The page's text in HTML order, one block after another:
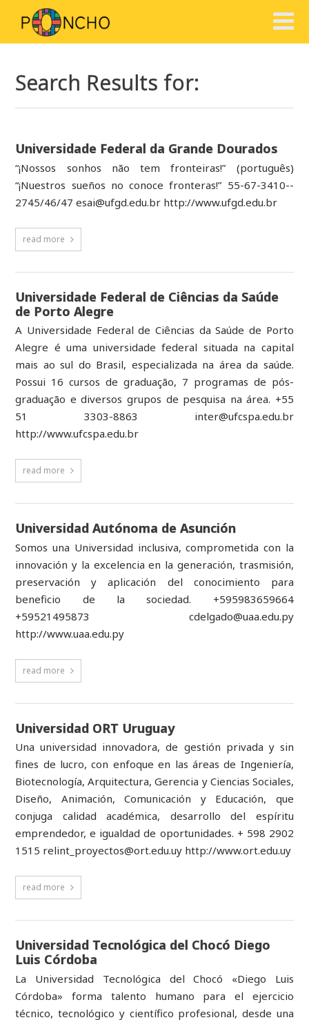
Search Results for:
Universidade Federal da Grande Dourados
“¡Nossos sonhos não tem fronteiras!” (português)
“¡Nuestros sueños no conoce fronteras!” 55-­67-­3410-­
2745/46/47 esai@ufgd.edu.br http://www.ufgd.edu.br
read more
Universidade Federal de Ciências da Saúde
de Porto Alegre
A Universidade Federal de Ciências da Saúde de Porto
Alegre é uma universidade federal situada na capital
mais ao sul do Brasil, especializada na área da saúde.
Possui 16 cursos de graduação, 7 programas de pós-
graduação e diversos grupos de pesquisa na área. +55
51 3303­-8863 inter@ufcspa.edu.br
http://www.ufcspa.edu.br
read more
Universidad Autónoma de Asunción
Somos una Universidad inclusiva, comprometida con la
innovación y la excelencia en la generación, trasmisión,
preservación y aplicación del conocimiento para
beneficio de la sociedad. +595983659664
+59521495873 cdelgado@uaa.edu.py
http://www.uaa.edu.py
read more
Universidad ORT Uruguay
Una universidad innovadora, de gestión privada y sin
fines de lucro, con enfoque en las áreas de Ingeniería,
Biotecnología, Arquitectura, Gerencia y Ciencias Sociales,
Diseño, Animación, Comunicación y Educación, que
conjuga calidad académica, desarrollo del espíritu
emprendedor, e igualdad de oportunidades. + 598 2902
1515 relint_proyectos@ort.edu.uy http://www.ort.edu.uy
read more
Universidad Tecnológica del Chocó Diego
Luis Córdoba
La Universidad Tecnológica del Chocó «Diego Luis
Córdoba» forma talento humano para el ejercicio
técnico, tecnológico y científico profesional, desde una